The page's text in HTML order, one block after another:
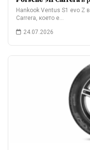
Hankook Ventus S1 evo Z
Carrera, което е…
24.07.2026